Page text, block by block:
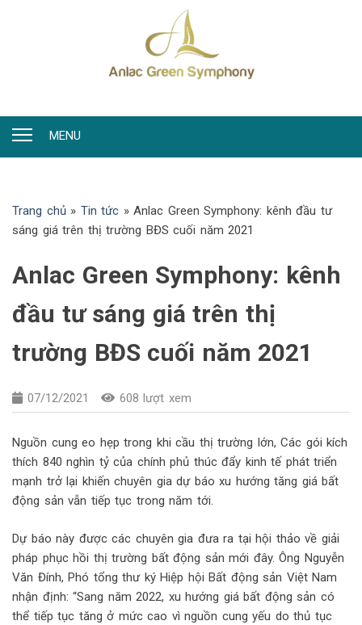
MENU
Trang chủ» Tin tức » Anlac Green Symphony: kênh đầu tư
sáng giá trên thị trường BĐS cuối năm 2021
Anlac Green Symphony: kênh
đầu tư sáng giá trên thị
trường BĐS cuối năm 2021
07/12/2021 608 lượt xem
Nguồn cung eo hẹp trong khi cầu thị trường lớn, Các gói kích
thích 840 nghìn tỷ của chính phủ thúc đẩy kinh tế phát triển
mạnh trở lại khiến chuyên gia dự báo xu hướng tăng giá bất
động sản vẫn tiếp tục trong năm tới.
Dự báo này được các chuyên gia đưa ra tại hội thảo về giải
pháp phục hồi thị trường bất động sản mới đây. Ông Nguyễn
Văn Đính, Phó tổng thư ký Hiệp hội Bất động sản Việt Nam
nhận định: “Sang năm 2022, xu hướng giá bất động sản có
thể tiếp tục tăng ở mức cao vì nguồn cung yếu do thủ tục